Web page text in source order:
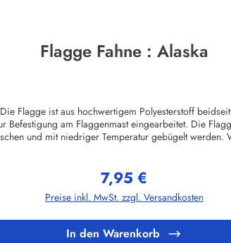
Flagge Fahne : Alaska
Flagge ist aus hochwertigem Polyesterstoff
Befestigung am Flaggenmast eingearbeitet. Die
und mit niedriger Temperatur gebügelt werden.
Regulärer Preis:
7,95 €
Preise inkl. MwSt. zzgl. Versandkosten
In den Warenkorb